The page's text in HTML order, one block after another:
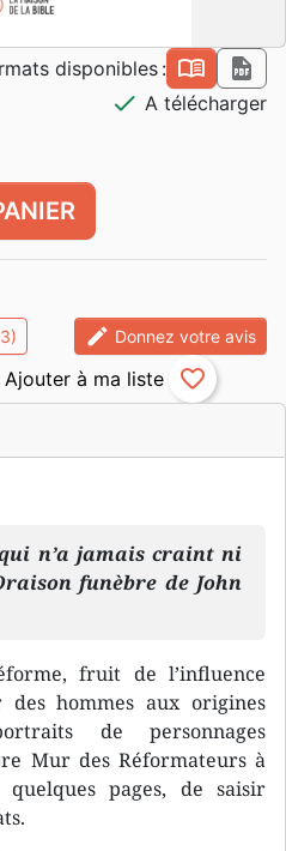
n’a jamais craint ni
funèbre de John
fruit de l’influence
hommes aux origines
de personnages
Mur des Réformateurs à
pages, de saisir
disponibles : book_open
pdf
check A télécharger
edit Donnez votre avis
favorite_border